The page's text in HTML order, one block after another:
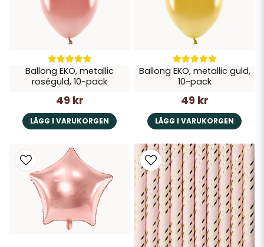
Ballong EKO, metallic
roséguld, 10-pack
49 kr
LÄGG I VARUKORGEN
Ballong EKO, metallic guld,
10-pack
49 kr
LÄGG I VARUKORGEN